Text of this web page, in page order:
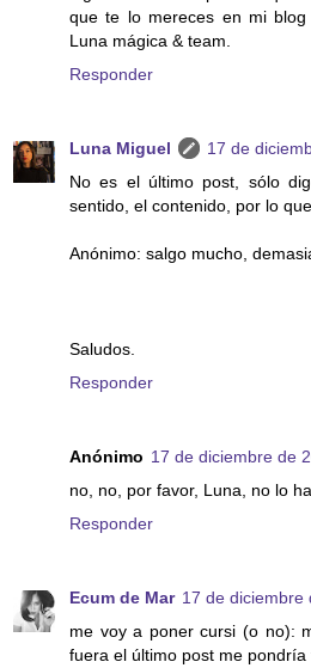
que te lo mereces en mi
Luna mágica & team.
Responder
Luna Miguel
17 de
No es el último post, sólo
sentido, el contenido, por lo
Anónimo: salgo mucho,
Saludos.
Responder
Anónimo 17 de diciembre de
no, no, por favor, Luna, no lo
Responder
Ecum de Mar 17 de diciembre
me voy a poner cursi (o no):
fuera el último post me pondría